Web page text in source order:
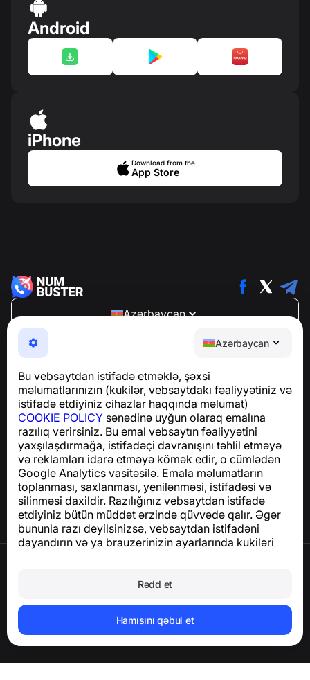
Azərbaycan
Bu vebsaytdan istifadə etməklə, şəxsi
məlumatlarınızın (kukilər, vebsaytdakı fəaliyyətiniz və
istifadə etdiyiniz cihazlar haqqında məlumat)
COOKIE POLICY sənədinə uyğun olaraq emalına
razılıq verirsiniz. Bu emal vebsaytın fəaliyyətini
yaxşılaşdırmağa, istifadəçi davranışını təhlil etməyə
və reklamları idarə etməyə kömək edir, o cümlədən
Google Analytics vasitəsilə. Emala məlumatların
toplanması, saxlanması, yenilənməsi, istifadəsi və
silinməsi daxildir. Razılığınız vebsaytdan istifadə
etdiyiniz bütün müddət ərzində qüvvədə qalır. Əgər
bununla razı deyilsinizsə, vebsaytdan istifadəni
dayandırın və ya brauzerinizin ayarlarında kukiləri
Rədd et
Hamısını qəbul et
Android
iPhone
Download from the
App Store
Azərbaycan
NumBuster © 2013—2026 ·
support@numbuster.com
Telefon fırıldaqlarından, spam və arzuolunmaz
GDPR uyğunluğu ilə bağlı suallar üçün:
support@numbuster.com
Yardım Mərkəzi
Xəbərlər və Məqalələr
Layihə haqqında
Əlaqə
Hesabı və şəxsi məlumatları silin